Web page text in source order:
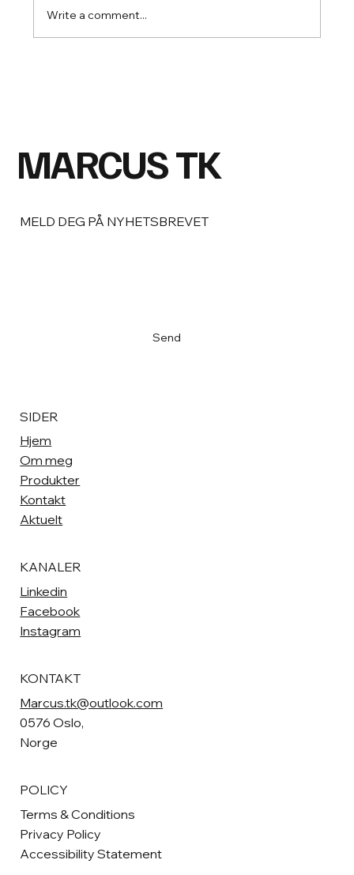
Write a comment...
MARCUS TK
MELD DEG PÅ NYHETSBREVET
Send
SIDER
Hjem
Om meg
Produkter
Kontakt
Aktuelt
KANALER
Linkedin
Facebook
Instagram
KONTAKT
Marcus.tk@outlook.com
0576 Oslo,
Norge
POLICY
Terms & Conditions
Privacy Policy
Accessibility Statement